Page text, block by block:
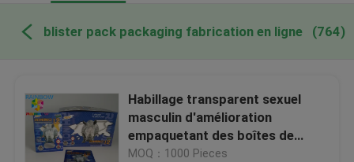
blister pack packaging fabrication en ligne (764)
Habillage transparent sexuel
masculin d'amélioration
empaquetant des boîtes de
présentation de papier de 350g
MOQ：1000 Pieces